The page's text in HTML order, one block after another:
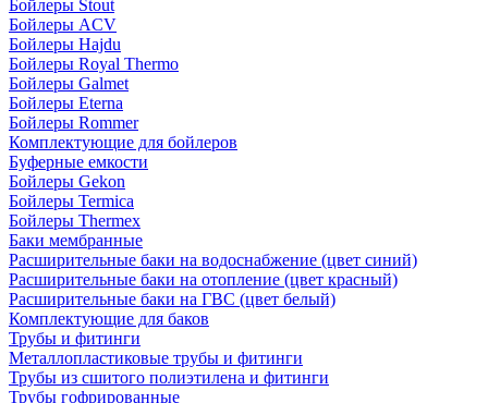
Бойлеры Stout
Бойлеры ACV
Бойлеры Hajdu
Бойлеры Royal Thermo
Бойлеры Galmet
Бойлеры Eterna
Бойлеры Rommer
Комплектующие для бойлеров
Буферные емкости
Бойлеры Gekon
Бойлеры Termica
Бойлеры Thermex
Баки мембранные
Расширительные баки на водоснабжение (цвет синий)
Расширительные баки на отопление (цвет красный)
Расширительные баки на ГВС (цвет белый)
Комплектующие для баков
Трубы и фитинги
Металлопластиковые трубы и фитинги
Трубы из сшитого полиэтилена и фитинги
Трубы гофрированные